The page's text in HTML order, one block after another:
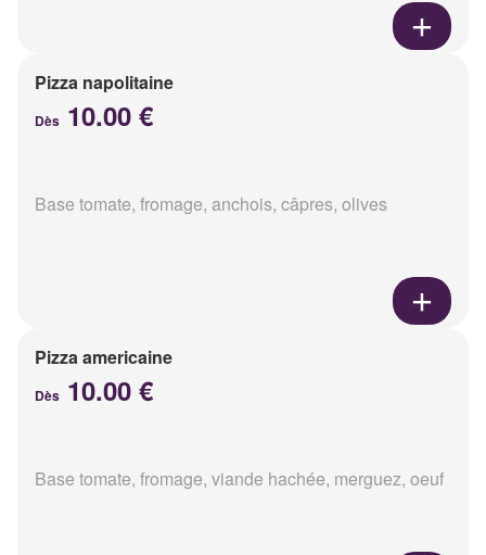
Pizza napolitaine
Dès 10.00 €
Base tomate, fromage, anchois, câpres, olives
Pizza americaine
Dès 10.00 €
Base tomate, fromage, viande hachée, merguez, oeuf